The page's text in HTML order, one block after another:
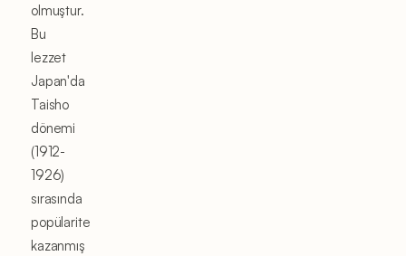
olmuştur.
Bu
lezzet
Japan'da
Taisho
dönemi
(1912-
1926)
sırasında
popülarite
kazanmış